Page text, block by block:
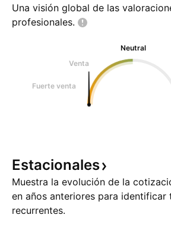
Una visión global de las
profesionales.
Neutral
Venta
Fuerte venta
Estacionales
Muestra la evolución de la
en años anteriores para identificar
recurrentes.